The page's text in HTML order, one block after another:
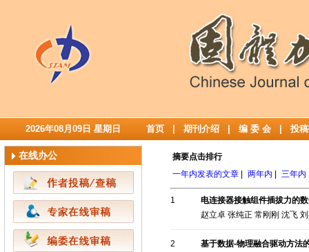
2026年08月09日 星期日 首页 期刊介绍 编 委 会 投
在线办公
摘要点击排行
一年内发表的文章
两年内 三年内
1
电连接器接触组件插拔力的
赵立卓 张纯正 常刚刚 沈飞
2
基于数据-物理融合驱动方法